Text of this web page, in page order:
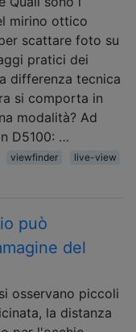
mirino ottico
scattare foto su
pratici dei
differenza tecnica
si comporta in
modalità? Ad
D5100: …
viewfinder live-view
può
del
osservano piccoli
la distanza